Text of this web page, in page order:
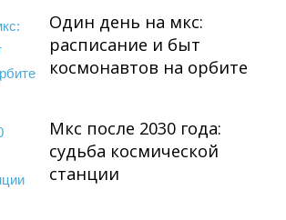
Один день на мкс:
расписание и быт
космонавтов на орбите
Мкс после 2030 года:
судьба космической
станции